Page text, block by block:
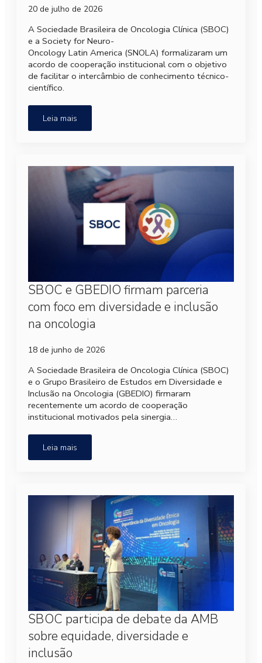
20 de julho de 2026
A Sociedade Brasileira de Oncologia Clínica (SBOC)
e a Society for Neuro-
Oncology Latin America (SNOLA) formalizaram um
acordo de cooperação institucional com o objetivo
de facilitar o intercâmbio de conhecimento técnico-
científico.
Leia mais
SBOC e GBEDIO firmam parceria
com foco em diversidade e inclusão
na oncologia
18 de junho de 2026
A Sociedade Brasileira de Oncologia Clínica (SBOC)
e o Grupo Brasileiro de Estudos em Diversidade e
Inclusão na Oncologia (GBEDIO) firmaram
recentemente um acordo de cooperação
institucional motivados pela sinergia…
Leia mais
SBOC participa de debate da AMB
sobre equidade, diversidade e
inclusão